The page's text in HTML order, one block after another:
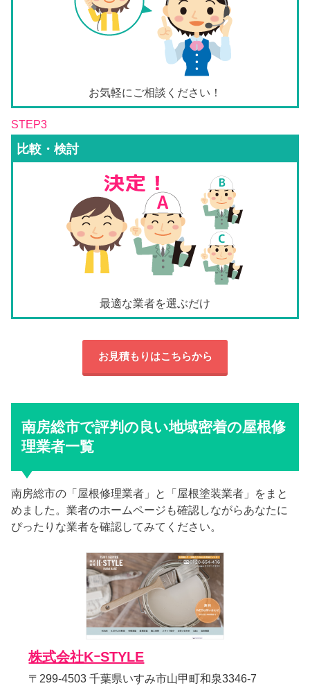
お気軽にご相談ください！
STEP3
比較・検討
最適な業者を選ぶだけ
お見積もりはこちらから
南房総市で評判の良い地域密着の屋根修
理業者一覧
南房総市の「屋根修理業者」と「屋根塗装業者」をまと
めました。業者のホームページも確認しながらあなたに
ぴったりな業者を確認してみてください。
株式会社KｰSTYLE
〒299-4503 千葉県いすみ市山甲町和泉3346-7